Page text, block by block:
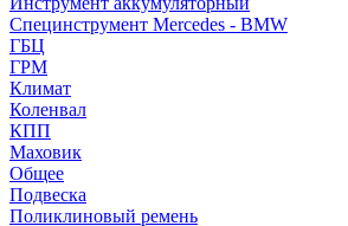
Специнструмент Mercedes - BMW
ГБЦ
ГРМ
Климат
Коленвал
КПП
Маховик
Общее
Подвеска
Поликлиновый ремень